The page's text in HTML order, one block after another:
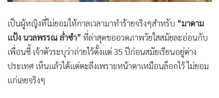
• Special Scoop
• เศรษฐกิจ-ธุรกิจ
• จีน
ชุมชน-คุณภาพชีวิต
อาชญากรรม
เป็นผู้หญิงที่ไม่ยอมให้กาลเวลามาทำร้ายจริงๆสำหรับ “มาดาม
แป้ง นวลพรรณ ล่ำซำ” ที่ล่าสุดขออวดภาพวัยใสสมัยละอ่อนกับ
เพื่อนซี้ เจ้าตัวระบุว่าถ่ายไว้ตั้งแต่ 35 ปีก่อนสมัยเรียนอยู่ต่าง
ประเทศ เห็นแล้วได้แต่ตะลึงเพราะหน้าตาเหมือนล็อกไว้ ไม่ยอม
แก่เลยจริงๆ